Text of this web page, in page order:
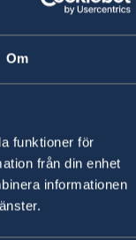
Om
funktioner för
från din enhet
informationen
för att få